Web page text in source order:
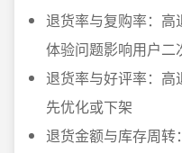
退货率与复购率：高
体验问题影响用户二
退货率与好评率：
先优化或下架
退货金额与库存周转